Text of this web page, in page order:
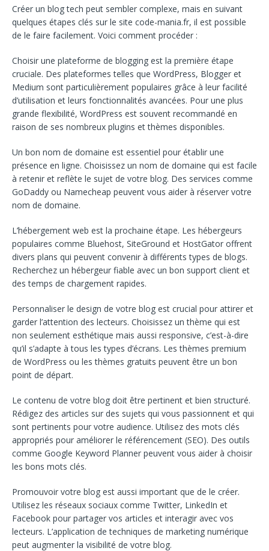
Créer un blog tech peut sembler complexe, mais en suivant
quelques étapes clés sur le site code-mania.fr, il est possible
de le faire facilement. Voici comment procéder :
Choisir une plateforme de blogging est la première étape
cruciale. Des plateformes telles que WordPress, Blogger et
Medium sont particulièrement populaires grâce à leur facilité
d’utilisation et leurs fonctionnalités avancées. Pour une plus
grande flexibilité, WordPress est souvent recommandé en
raison de ses nombreux plugins et thèmes disponibles.
Un bon nom de domaine est essentiel pour établir une
présence en ligne. Choisissez un nom de domaine qui est facile
à retenir et reflète le sujet de votre blog. Des services comme
GoDaddy ou Namecheap peuvent vous aider à réserver votre
nom de domaine.
L’hébergement web est la prochaine étape. Les hébergeurs
populaires comme Bluehost, SiteGround et HostGator offrent
divers plans qui peuvent convenir à différents types de blogs.
Recherchez un hébergeur fiable avec un bon support client et
des temps de chargement rapides.
Personnaliser le design de votre blog est crucial pour attirer et
garder l’attention des lecteurs. Choisissez un thème qui est
non seulement esthétique mais aussi responsive, c’est-à-dire
qu’il s’adapte à tous les types d’écrans. Les thèmes premium
de WordPress ou les thèmes gratuits peuvent être un bon
point de départ.
Le contenu de votre blog doit être pertinent et bien structuré.
Rédigez des articles sur des sujets qui vous passionnent et qui
sont pertinents pour votre audience. Utilisez des mots clés
appropriés pour améliorer le référencement (SEO). Des outils
comme Google Keyword Planner peuvent vous aider à choisir
les bons mots clés.
Promouvoir votre blog est aussi important que de le créer.
Utilisez les réseaux sociaux comme Twitter, LinkedIn et
Facebook pour partager vos articles et interagir avec vos
lecteurs. L’application de techniques de marketing numérique
peut augmenter la visibilité de votre blog.